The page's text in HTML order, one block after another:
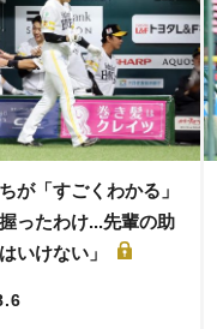
が「すごくわかる」
ったわけ...先輩の助
いけない」